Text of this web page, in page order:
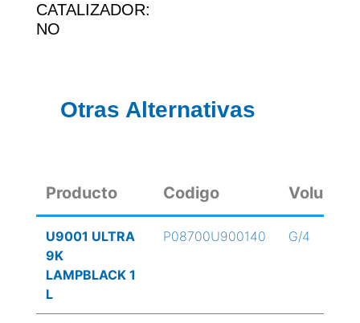
CATALIZADOR:
NO
Otras Alternativas
Producto Codigo Volumen
U9001 ULTRA
9K
LAMPBLACK 1
L
P08700U900140 G/4